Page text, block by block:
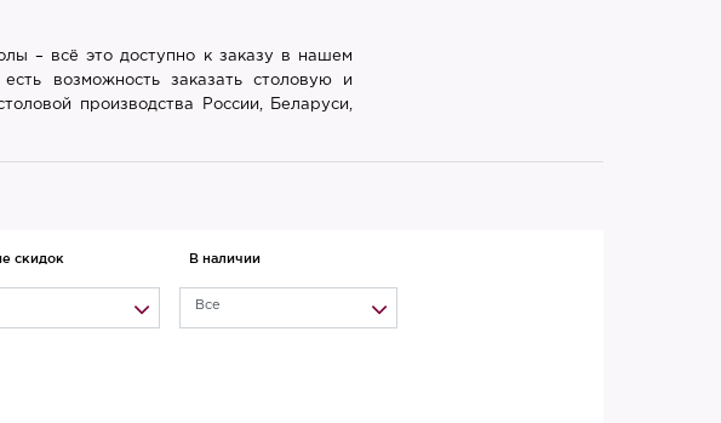
– всё это доступно к заказу в нашем
возможность заказать столовую и
производства России, Беларуси,
скидок В наличии
Все